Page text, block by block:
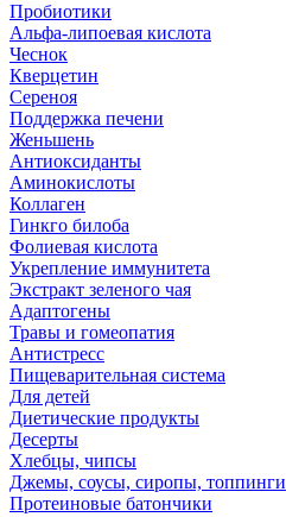
Пробиотики
Альфа-липоевая кислота
Чеснок
Кверцетин
Сереноя
Поддержка печени
Женьшень
Антиоксиданты
Аминокислоты
Коллаген
Гинкго билоба
Фолиевая кислота
Укрепление иммунитета
Экстракт зеленого чая
Адаптогены
Травы и гомеопатия
Антистресс
Пищеварительная система
Для детей
Диетические продукты
Десерты
Хлебцы, чипсы
Джемы, соусы, сиропы, топпинги
Протеиновые батончики